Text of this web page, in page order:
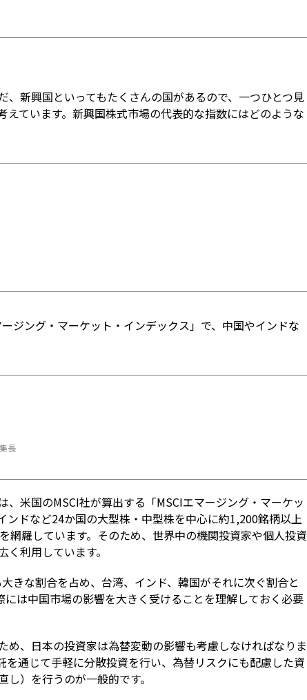
新興国といってもたくさんの国があるので、一つひとつ見
ています。新興国株式市場の代表的な指数にはどのような
ジング・マーケット・インデックス」で、中国やインドな
長
米国のMSCI社が算出する「MSCIエマージング・マーケッ
ドなど24か国の大型株・中型株を中心に約1,200銘柄以上
網羅しています。そのため、世界中の機関投資家や個人投資
利用しています。
きな割合を占め、台湾、インド、韓国がそれに次ぐ割合と
は中国市場の影響を大きく受けることを理解しておく必要
、日本の投資家は為替変動の影響も考慮しなければなりま
通じて手軽に分散投資を行い、為替リスクにも配慮した資
）を行うのが一般的です。